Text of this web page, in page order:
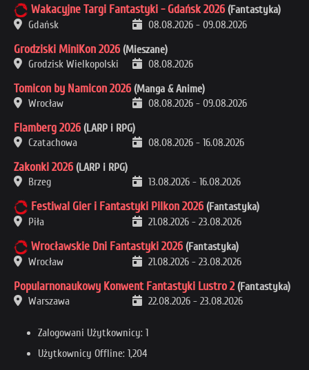
Wakacyjne Targi Fantastyki - Gdańsk 2026 (Fantastyka)
Gdańsk
08.08.2026 - 09.08.2026
Grodziski MiniKon 2026 (Mieszane)
Grodzisk Wielkopolski
08.08.2026
Tomicon by Namicon 2026 (Manga & Anime)
Wrocław
08.08.2026 - 09.08.2026
Flamberg 2026 (LARP i RPG)
Czatachowa
08.08.2026 - 16.08.2026
Zakonki 2026 (LARP i RPG)
Brzeg
13.08.2026 - 16.08.2026
Festiwal Gier i Fantastyki Pilkon 2026 (Fantastyka)
Piła
21.08.2026 - 23.08.2026
Wrocławskie Dni Fantastyki 2026 (Fantastyka)
Wrocław
21.08.2026 - 23.08.2026
Popularnonaukowy Konwent Fantastyki Lustro 2 (Fantastyka)
Warszawa
22.08.2026 - 23.08.2026
Zalogowani Użytkownicy: 1
Użytkownicy Offline: 1,204